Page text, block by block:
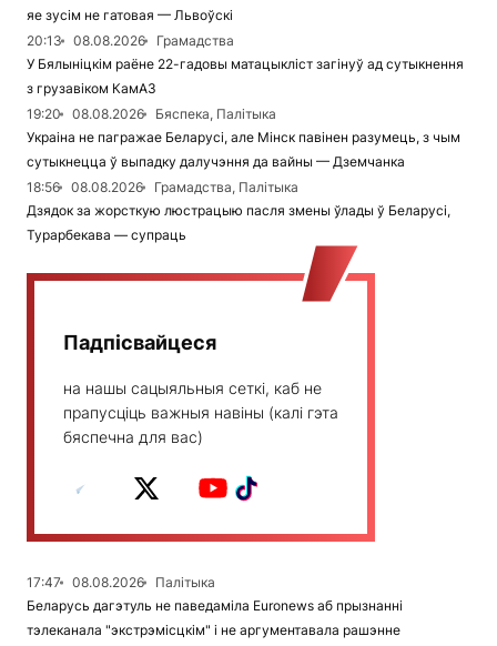
яе зусім не гатовая — Львоўскі
20:13
08.08.2026
Грамадства
У Бялыніцкім раёне 22-гадовы матацыкліст загінуў ад сутыкнення
з грузавіком КамАЗ
19:20
08.08.2026
Бяспека, Палітыка
Украіна не пагражае Беларусі, але Мінск павінен разумець, з чым
сутыкнецца ў выпадку далучэння да вайны — Дземчанка
18:56
08.08.2026
Грамадства, Палітыка
Дзядок за жорсткую люстрацыю пасля змены ўлады ў Беларусі,
Турарбекава — супраць
Падпісвайцеся
на нашы сацыяльныя сеткі, каб не
прапусціць важныя навіны (калі гэта
бяспечна для вас)
17:47 08.08.2026
Палітыка
Беларусь дагэтуль не паведаміла Euronews аб прызнанні
тэлеканала "экстрэмісцкім" і не аргументавала рашэнне